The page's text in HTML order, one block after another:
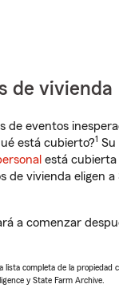
de vivienda
de eventos
está cubierto?1 Su
está cubierta
de vivienda eligen
a comenzar
completa de la propiedad
y State Farm Archive.